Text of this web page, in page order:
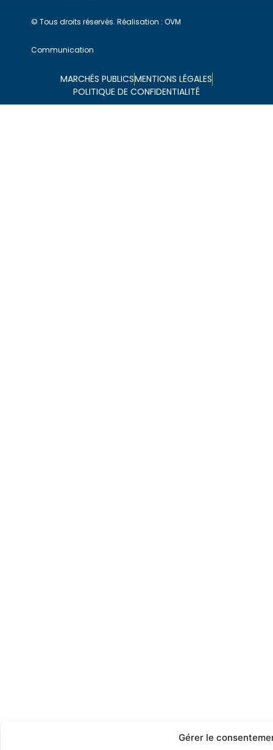
Gérer le
© Tous droits réservés. Réalisation : OVM
Communication
MARCHÉS PUBLICSMENTIONS LÉGALES
POLITIQUE DE CONFIDENTIALITÉ